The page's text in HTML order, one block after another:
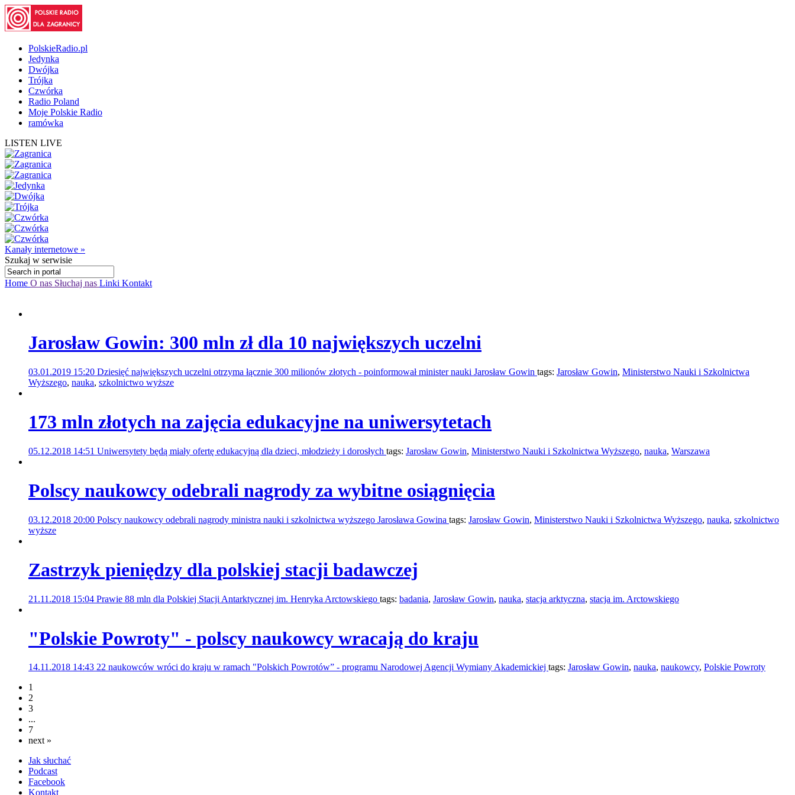
PolskieRadio.pl
Jedynka
Dwójka
Trójka
Czwórka
Radio Poland
Moje Polskie Radio
ramówka
LISTEN LIVE
Kanały internetowe »
Szukaj w serwisie
Home O nas Słuchaj nas Linki Kontakt
Jarosław Gowin: 300 mln zł dla 10 największych uczelni
03.01.2019 15:20 Dziesięć największych uczelni otrzyma łącznie 300 milionów złotych - poinformował minister nauki Jarosław Gowin tags: Jarosław Gowin, Ministerstwo Nauki i Szkolnictwa
Wyższego, nauka, szkolnictwo wyższe
173 mln złotych na zajęcia edukacyjne na uniwersytetach
05.12.2018 14:51 Uniwersytety będą miały ofertę edukacyjną dla dzieci, młodzieży i dorosłych tags: Jarosław Gowin, Ministerstwo Nauki i Szkolnictwa Wyższego, nauka, Warszawa
Polscy naukowcy odebrali nagrody za wybitne osiągnięcia
03.12.2018 20:00 Polscy naukowcy odebrali nagrody ministra nauki i szkolnictwa wyższego Jarosława Gowina tags: Jarosław Gowin, Ministerstwo Nauki i Szkolnictwa Wyższego, nauka, szkolnictwo
wyższe
Zastrzyk pieniędzy dla polskiej stacji badawczej
21.11.2018 15:04 Prawie 88 mln dla Polskiej Stacji Antarktycznej im. Henryka Arctowskiego tags: badania, Jarosław Gowin, nauka, stacja arktyczna, stacja im. Arctowskiego
"Polskie Powroty" - polscy naukowcy wracają do kraju
14.11.2018 14:43 22 naukowców wróci do kraju w ramach "Polskich Powrotów” - programu Narodowej Agencji Wymiany Akademickiej tags: Jarosław Gowin, nauka, naukowcy, Polskie Powroty
1
2
3
...
7
next »
Jak słuchać
Podcast
Facebook
Kontakt